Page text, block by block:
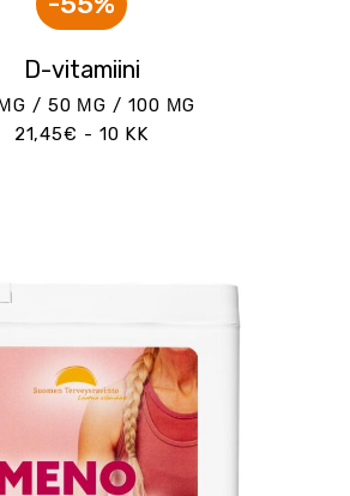
D-vitamiini
/ 50 ΜG / 100 ΜG
21,45€ - 10 KK